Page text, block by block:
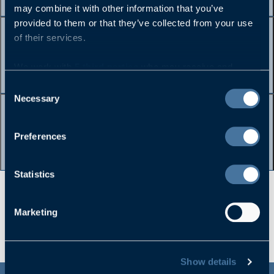
may combine it with other information that you’ve
provided to them or that they’ve collected from your use
of their services.
Selection
Necessary
Preferences
Statistics
Marketing
Show details
Wir arbeitet Etter & Partner mit den
zusammen?
ohne eine aktuelle Vakanz mit Etter &